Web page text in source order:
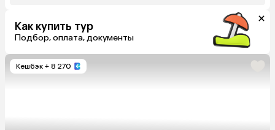
Как купить тур
Подбор, оплата, документы
Кешбэк + 8 270